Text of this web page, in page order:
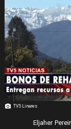
TV5 Linares
Eljaher